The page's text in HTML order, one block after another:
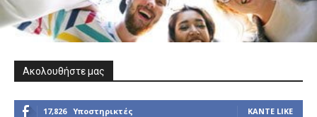
Ακολουθήστε μας
17,826 Υποστηρικτές ΚΆΝΤΕ LIKE